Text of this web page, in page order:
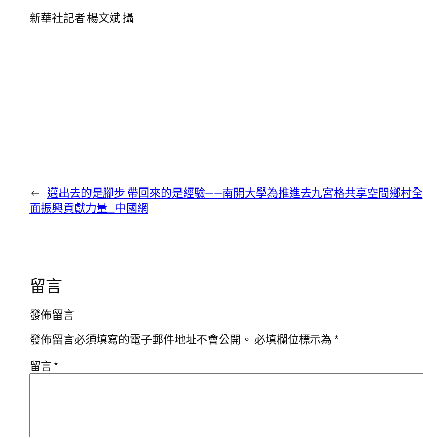
新華社記者 楊文斌 攝
← 邁出去的是腳步 帶回來的是經驗——南開大學為推進去九宮格共享空間鄉村全
面振興貢獻力量_中國網
留言
發佈留言
發佈留言必須填寫的電子郵件地址不會公開。 必填欄位標示為*
留言*